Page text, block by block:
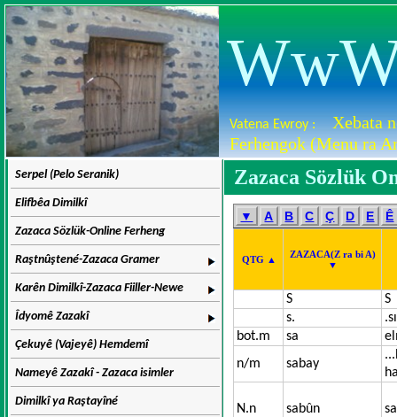
Vatena Ewroy :
Xebata
Ferhengok (Menu ra
Serpel (Pelo Seranik)
Elifbêa Dimilkî
Zazaca Sözlük-Online Ferheng
Raştnûştené-Zazaca Gramer
Karên Dimilkî-Zazaca Fiiller-Newe
Îdyomê Zazakî
Çekuyê (Vajeyê) Hemdemî
Nameyê Zazakî - Zazaca isimler
Dimilkî ya Raştayîné
Zazaca Sözlük
▼ A B C Ç D E Ê
QTG ▲
ZAZACA(Z ra bi A)
▼
S
S
s.
bot.m
sa
n/m
sabay
N.n sabûn